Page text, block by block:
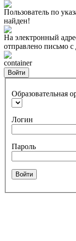
Пользователь по
найден!
На электронный
отправлено письмо
container
Войти
Образовательная
Логин
Пароль
Войти